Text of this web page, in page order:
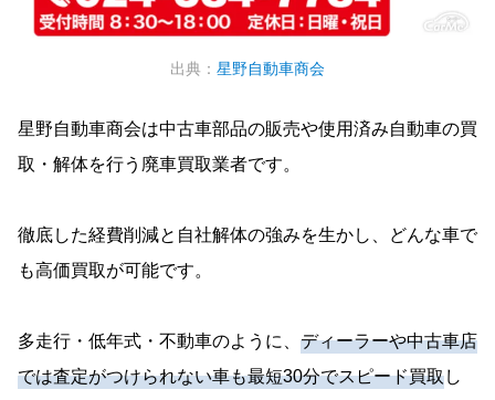
出典： 星野自動車商会
星野自動車商会は中古車部品の販売や使用済み自動車の買
取・解体を行う廃車買取業者です。
徹底した経費削減と自社解体の強みを生かし、どんな車で
も高価買取が可能です。
多走行・低年式・不動車のように、 ディーラーや中古車店
では査定がつけられない車も最短30分でスピード買取し